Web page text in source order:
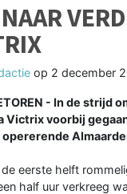
op 2 december
- In de strijd
Victrix voorbij
opererende
de eerste helft
half uur verkreeg